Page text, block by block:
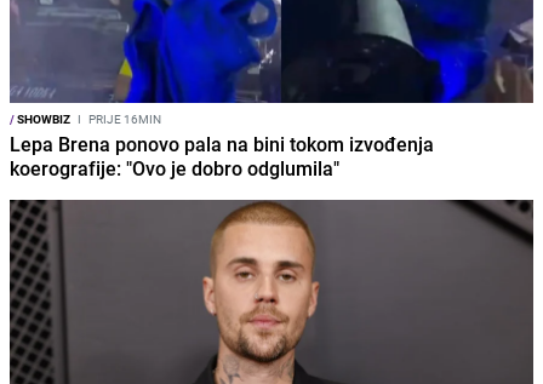
/SHOWBIZ I PRIJE 16MIN
Lepa Brena ponovo pala na bini tokom izvođenja
koerografije: "Ovo je dobro odglumila"